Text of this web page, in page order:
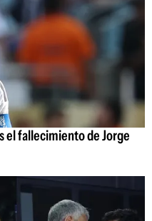
el fallecimiento de Jorge